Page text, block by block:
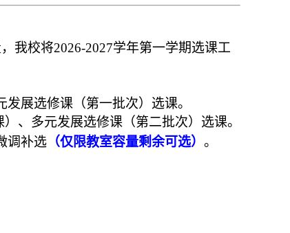
我校将2026-2027学年第一学期选课工
展选修课（第一批次）选课。
、多元发展选修课（第二批次）选课。
调补选 （仅限教室容量剩余可选） 。